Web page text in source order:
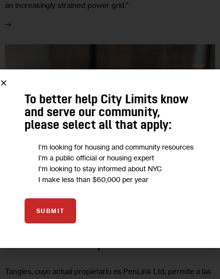
an increasingly strained power grid.”
COMUNIDADES DE HABLA HISPANA IMMIGRATION
PODCAST: ¿Qué se sabe de las
Tangles, cuyo actual propietario es PenLink Ltd, permite a las
To better help City Limits know
and serve our community,
please select all that apply:
I'm looking for housing and community resources
I'm a public official or housing expert
I'm looking to stay informed about NYC
I make less than $60,000 per year
SUBMIT